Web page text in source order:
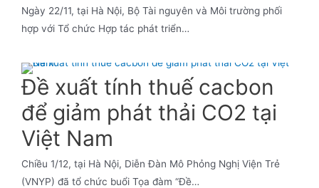
Ngày 22/11, tại Hà Nội, Bộ Tài nguyên và Môi trường phối
hợp với Tổ chức Hợp tác phát triển…
Đề xuất tính thuế cacbon
để giảm phát thải CO2 tại
Việt Nam
Chiều 1/12, tại Hà Nội, Diễn Đàn Mô Phỏng Nghị Viện Trẻ
(VNYP) đã tổ chức buổi Tọa đàm “Đề…